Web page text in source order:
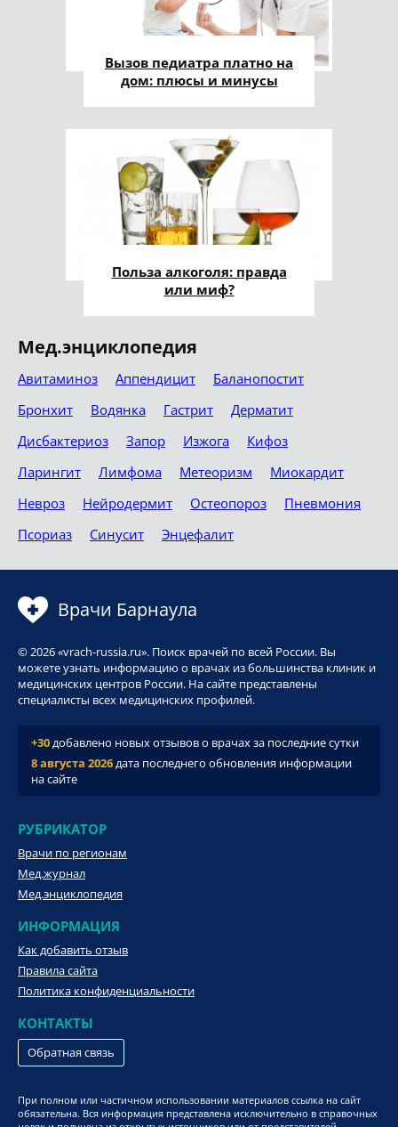
Вызов педиатра платно на
дом: плюсы и минусы
Польза алкоголя: правда
или миф?
Мед.энциклопедия
Авитаминоз Аппендицит
Баланопостит
Бронхит
Водянка Гастрит
Дерматит
Дисбактериоз
Запор Изжога
Кифоз
Ларингит
Лимфома Метеоризм
Миокардит
Невроз
Нейродермит Остеопороз
Пневмония
Псориаз
Синусит Энцефалит
Врачи Барнаула
© 2026 «vrach-russia.ru». Поиск врачей по всей России. Вы
можете узнать информацию о врачах из большинства клиник и
медицинских центров России. На сайте представлены
специалисты всех медицинских профилей.
+30добавлено новых отзывов о врачах за последние сутки
8 августа 2026дата последнего обновления информации
на сайте
РУБРИКАТОР
Врачи по регионам
Мед.журнал
Мед.энциклопедия
ИНФОРМАЦИЯ
Как добавить отзыв
Правила сайта
Политика конфиденциальности
КОНТАКТЫ
Обратная связь
При полном или частичном использовании материалов ссылка на сайт
обязательна. Вся информация представлена исключительно в справочных